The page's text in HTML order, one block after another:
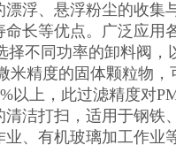
浮、悬浮粉尘的收
长等优点。广泛应
择不同功率的卸料阀
米精度的固体颗粒物
以上，此过滤精度对
洁打扫，适用于钢
、有机玻璃加工作业